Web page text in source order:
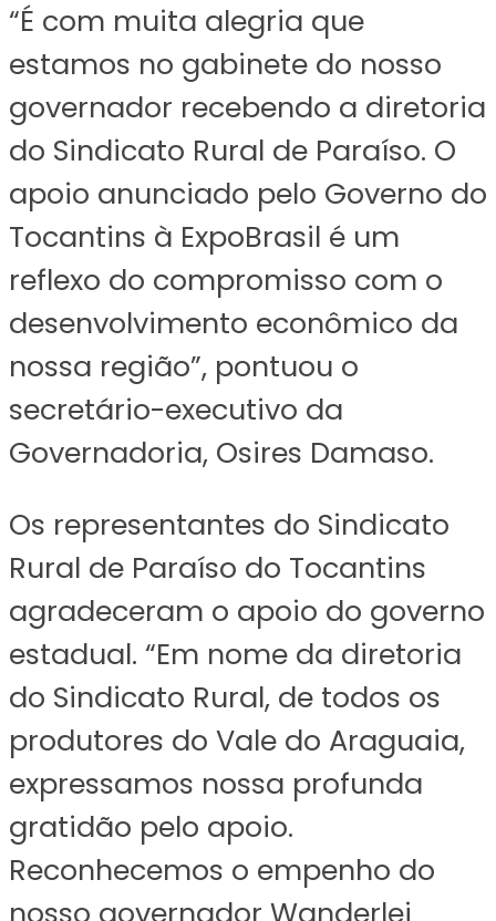
“É com muita alegria que
estamos no gabinete do nosso
governador recebendo a diretoria
do Sindicato Rural de Paraíso. O
apoio anunciado pelo Governo do
Tocantins à ExpoBrasil é um
reflexo do compromisso com o
desenvolvimento econômico da
nossa região”, pontuou o
secretário-executivo da
Governadoria, Osires Damaso.
Os representantes do Sindicato
Rural de Paraíso do Tocantins
agradeceram o apoio do governo
estadual. “Em nome da diretoria
do Sindicato Rural, de todos os
produtores do Vale do Araguaia,
expressamos nossa profunda
gratidão pelo apoio.
Reconhecemos o empenho do
nosso governador Wanderlei